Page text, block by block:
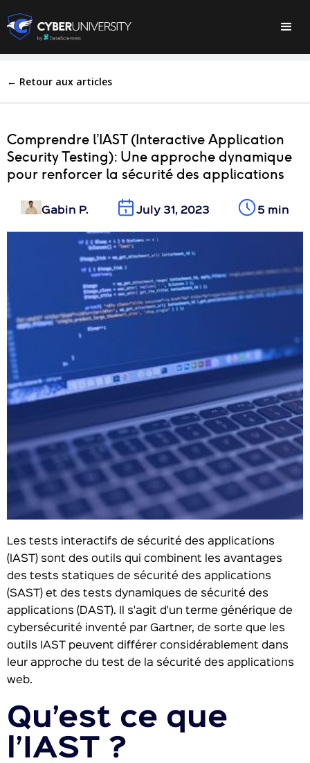
← Retour aux articles
Comprendre l’IAST (Interactive Application
Security Testing): Une approche dynamique
pour renforcer la sécurité des applications
Gabin P. July 31, 2023 5 min
Les tests interactifs de sécurité des applications
(IAST) sont des outils qui combinent les avantages
des tests statiques de sécurité des applications
(SAST) et des tests dynamiques de sécurité des
applications (DAST). Il s'agit d'un terme générique de
cybersécurité inventé par Gartner, de sorte que les
outils IAST peuvent différer considérablement dans
leur approche du test de la sécurité des applications
web.
Qu’est ce que
l’IAST ?